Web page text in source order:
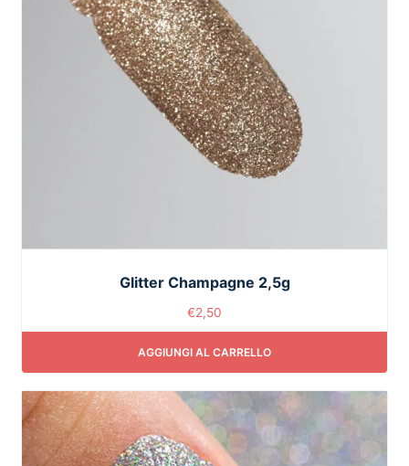
Glitter Champagne 2,5g
€2,50
AGGIUNGI AL CARRELLO